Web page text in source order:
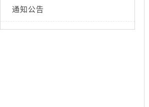
通知公告